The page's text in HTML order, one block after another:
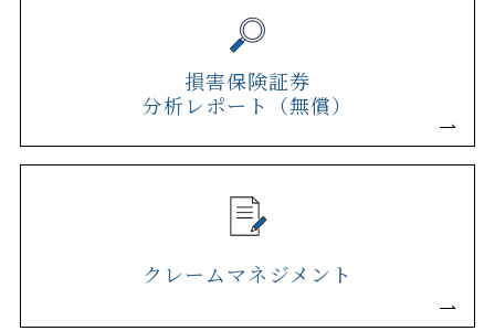
損害保険証券
分析レポート（無償）
クレームマネジメント